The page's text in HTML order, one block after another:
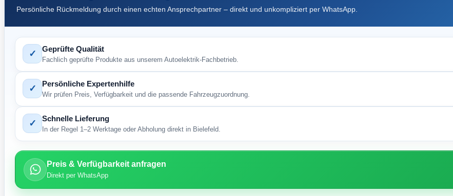
Persönliche Rückmeldung durch einen echten Ansprechpartner – direkt und unkompliziert per WhatsApp.
✓ Geprüfte Qualität
Fachlich geprüfte Produkte aus unserem Autoelektrik-Fachbetrieb.
✓ Persönliche Expertenhilfe
Wir prüfen Preis, Verfügbarkeit und die passende Fahrzeugzuordnung.
✓ Schnelle Lieferung
In der Regel 1–2 Werktage oder Abholung direkt in Bielefeld.
Preis & Verfügbarkeit anfragen
Direkt per WhatsApp